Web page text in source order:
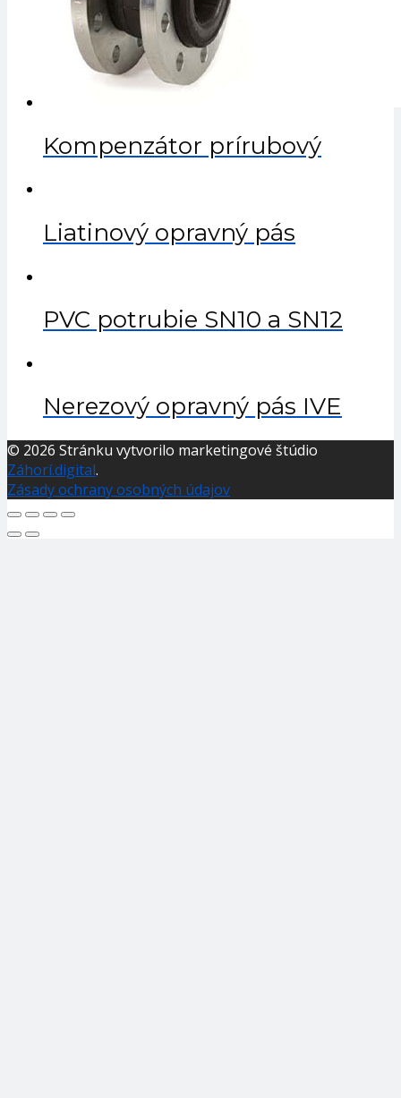
Kompenzátor prírubový
Liatinový opravný pás
PVC potrubie SN10 a SN12
Nerezový opravný pás IVE
© 2026 Stránku vytvorilo marketingové štúdio
Záhorí.digital.
Zásady ochrany osobných údajov